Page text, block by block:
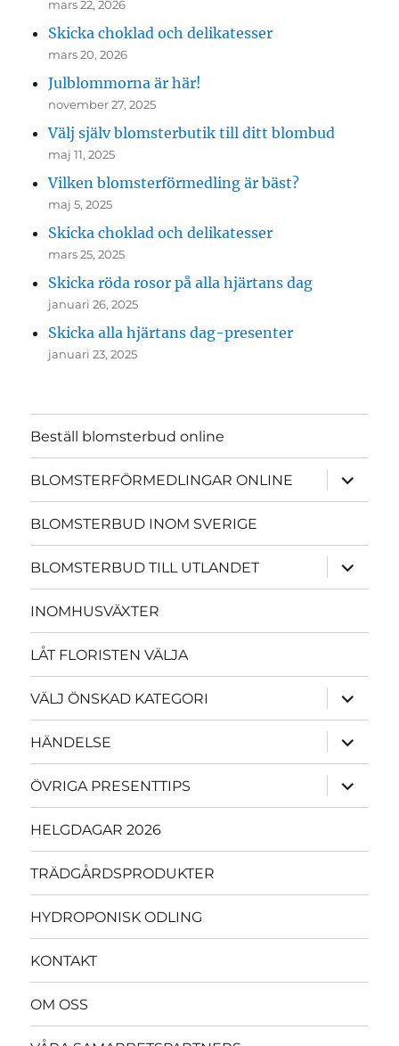
mars 22, 2026
Skicka choklad och delikatesser
mars 20, 2026
Julblommorna är här!
november 27, 2025
Välj själv blomsterbutik till ditt blombud
maj 11, 2025
Vilken blomsterförmedling är bäst?
maj 5, 2025
Skicka choklad och delikatesser
mars 25, 2025
Skicka röda rosor på alla hjärtans dag
januari 26, 2025
Skicka alla hjärtans dag-presenter
januari 23, 2025
Beställ blomsterbud online
BLOMSTERFÖRMEDLINGAR ONLINE
BLOMSTERBUD INOM SVERIGE
BLOMSTERBUD TILL UTLANDET
INOMHUSVÄXTER
LÅT FLORISTEN VÄLJA
VÄLJ ÖNSKAD KATEGORI
HÄNDELSE
ÖVRIGA PRESENTTIPS
HELGDAGAR 2026
TRÄDGÅRDSPRODUKTER
HYDROPONISK ODLING
KONTAKT
OM OSS